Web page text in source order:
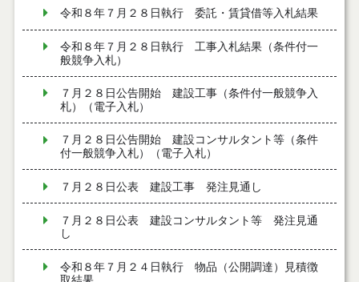
令和８年７月２８日執行 委託・賃貸借等入札結果
令和８年７月２８日執行 工事入札結果（条件付一
般競争入札）
７月２８日公告開始 建設工事（条件付一般競争入
札）（電子入札）
７月２８日公告開始 建設コンサルタント等（条件
付一般競争入札）（電子入札）
７月２８日公表 建設工事 発注見通し
７月２８日公表 建設コンサルタント等 発注見通
し
令和８年７月２４日執行 物品（公開調達）見積徴